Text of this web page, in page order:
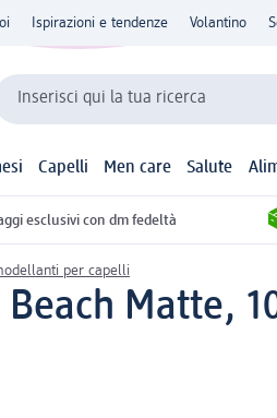
Ispirazioni e tendenze Volantino
Inserisci qui la tua ricerca
Capelli Men care Salute
esclusivi con dm fedeltà
per capelli
Matte,